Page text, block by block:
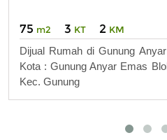
75 m2 3 KT 2 KM
Dijual Rumah di Gunung
Kota : Gunung Anyar Emas
Kec. Gunung